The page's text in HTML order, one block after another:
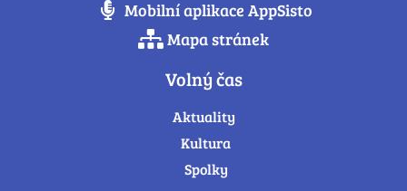
Mobilní aplikace AppSisto
Mapa stránek
Volný čas
Aktuality
Kultura
Spolky